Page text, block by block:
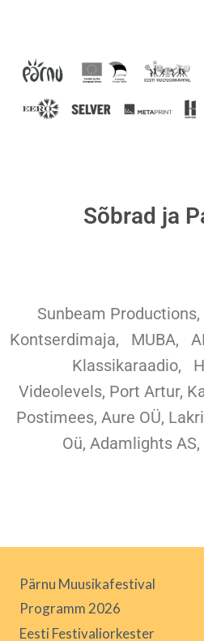
Sõbrad ja
Sunbeam Productions,
Kontserdimaja, MUBA,
Klassikaraadio,
Videolevels, Port Artur,
Postimees, Aure OÜ,
Oü, Adamlights
Pärnu Muusikafestival
Programm 2026
Eesti Festivaliorkester